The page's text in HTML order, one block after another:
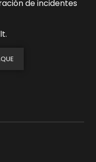
de incidentes